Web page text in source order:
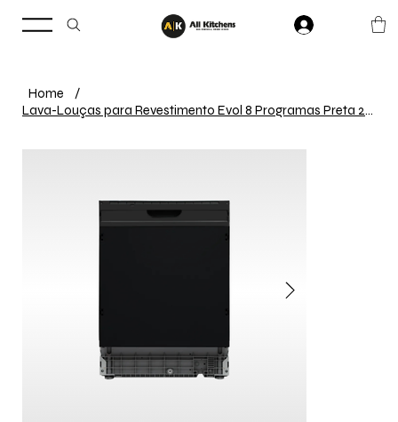
Home
/
Lava-Louças para Revestimento Evol 8 Programas Preta 220V